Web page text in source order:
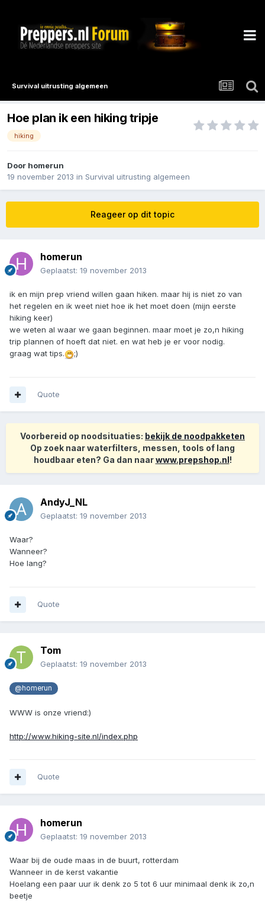
Survival uitrusting algemeen
Hoe plan ik een hiking tripje
hiking
Door homerun
19 november 2013 in Survival uitrusting algemeen
Reageer op dit topic
homerun
Geplaatst: 19 november 2013
ik en mijn prep vriend willen gaan hiken. maar hij is niet zo van
het regelen en ik weet niet hoe ik het moet doen (mijn eerste
hiking keer)
we weten al waar we gaan beginnen. maar moet je zo,n hiking
trip plannen of hoeft dat niet. en wat heb je er voor nodig.
graag wat tips.
;)
Quote
Voorbereid op noodsituaties: bekijk de noodpakketen
Op zoek naar waterfilters, messen, tools of lang
houdbaar eten? Ga dan naarwww.prepshop.nl!
AndyJ_NL
Geplaatst: 19 november 2013
Waar?
Wanneer?
Hoe lang?
Quote
Tom
Geplaatst: 19 november 2013
@homerun
WWW is onze vriend:)
http://www.hiking-site.nl/index.php
Quote
homerun
Geplaatst: 19 november 2013
Waar bij de oude maas in de buurt, rotterdam
Wanneer in de kerst vakantie
Hoelang een paar uur ik denk zo 5 tot 6 uur minimaal denk ik zo,n
beetje